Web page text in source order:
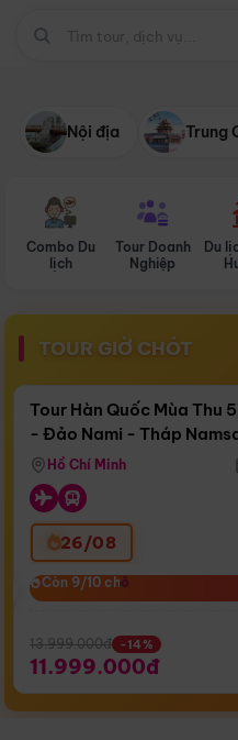
Nội địa Trung
Combo Du
lịch
Tour Doanh
Nghiệp
Du
TOUR GIỜ CHÓT
Còn17 ngày 06:51:49
Bay Sun Phuquoc Airways
Tour Hàn Quốc Mùa Thu
- Đảo Nami - Tháp
Airways)
Hồ Chí Minh
26/08
Còn 9/10 chỗ
Còn 9/10 chỗ
13.999.000đ -14%
11.999.000đ